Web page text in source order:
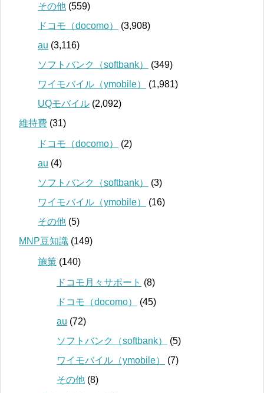
その他 (559)
ドコモ（docomo）
(3,908)
au (3,116)
ソフトバンク（softbank）
(349)
ワイモバイル（ymobile）
(1,981)
UQモバイル (2,092)
維持費 (31)
ドコモ（docomo）
(2)
au (4)
ソフトバンク（softbank）
(3)
ワイモバイル（ymobile）
(16)
その他 (5)
MNP豆知識 (149)
施策 (140)
ドコモ月々サポート (8)
ドコモ（docomo）
(45)
au (72)
ソフトバンク（softbank）
(5)
ワイモバイル（ymobile）
(7)
その他 (8)